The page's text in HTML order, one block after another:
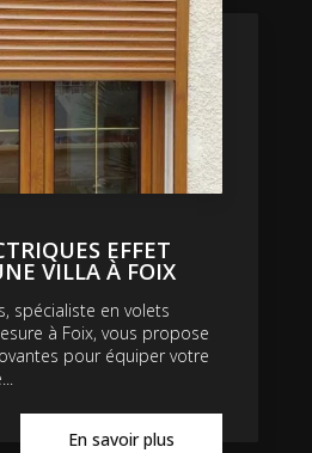
EFFET
VILLA À FOIX
spécialiste en volets
à Foix, vous propose
pour équiper votre
En savoir plus